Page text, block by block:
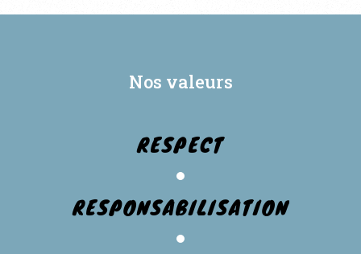
Nos valeurs
RESPECT
RESPONSABILISATION